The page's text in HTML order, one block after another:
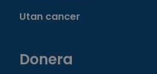
Utan cancer
Donera